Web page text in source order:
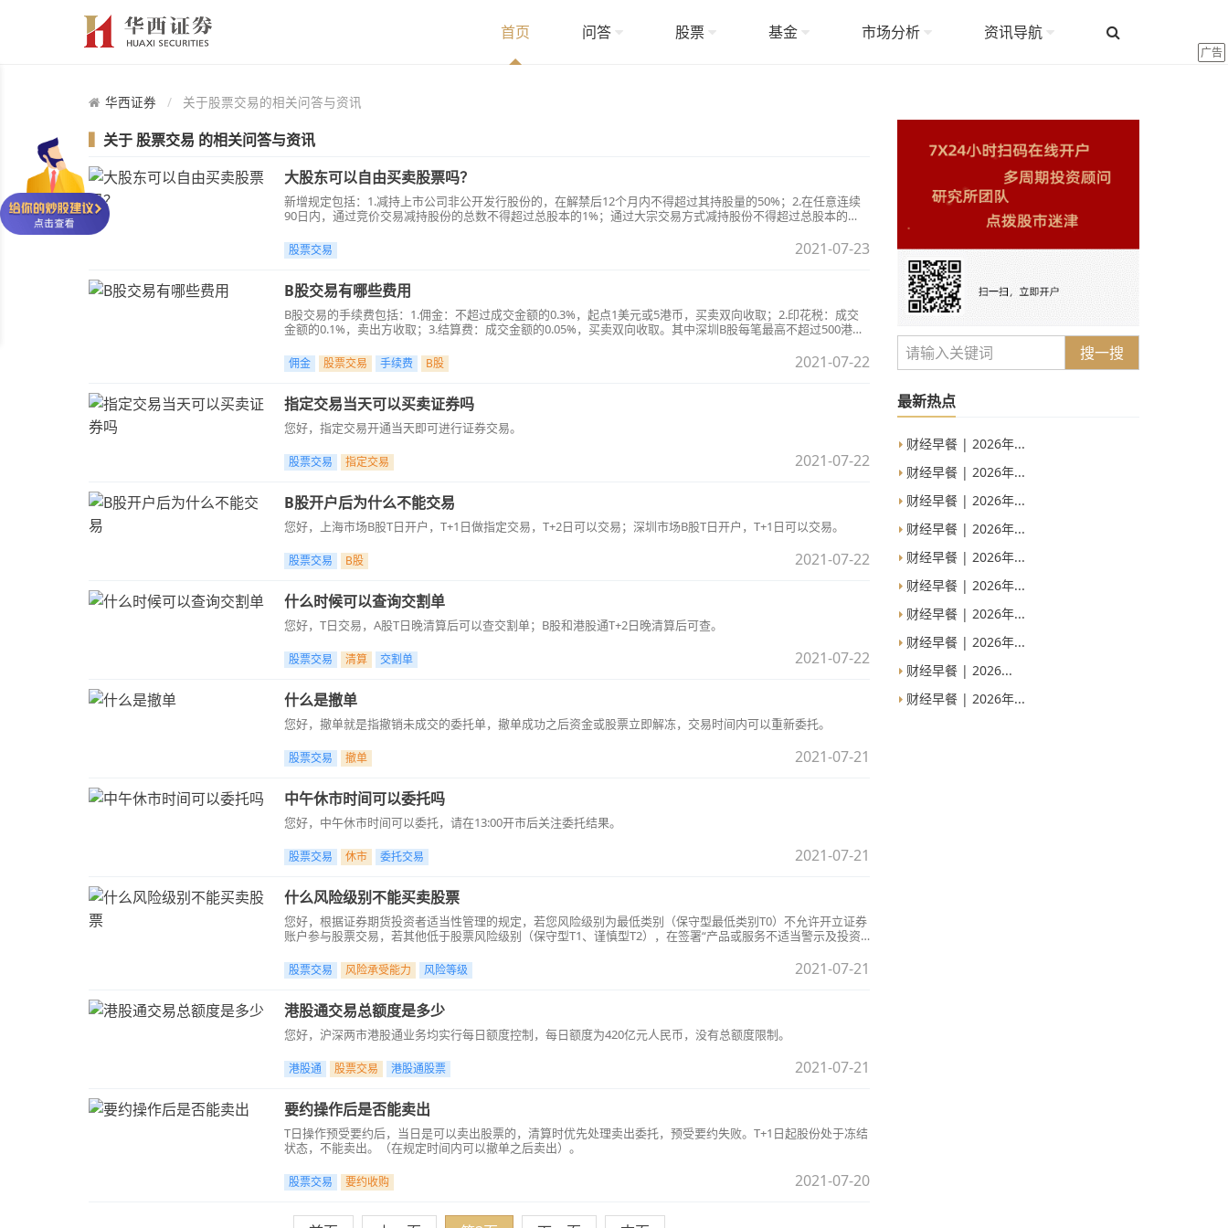
首页 问答 股票 基金 市场分析 资讯导航
广告
华西证券 关于股票交易的相关问答与资讯
关于 股票交易 的相关问答与资讯
大股东可以自由买卖股票吗？
新增规定包括：1.减持上市公司非公开发行股份的，在解禁后12个月内不得超过其持股量的50%；2.在任意连续
90日内，通过竞价交易减持股份的总数不得超过总股本的1%；通过大宗交易方式减持股份不得超过总股本的
信息披露的要求；4.董监高辞职的，仍须按原定任期遵守股份转让的限制性规定等等。
股票交易 2021-07-23
B股交易有哪些费用
B股交易的手续费包括：1.佣金：不超过成交金额的0.3%，起点1美元或5港币，买卖双向收取；2.印花税：成交
金额的0.1%，卖出方收取；3.结算费：成交金额的0.05%，买卖双向收取。其中深圳B股每笔最高不超过500港
佣金 股票交易 手续费 B股 2021-07-22
指定交易当天可以买卖证券吗
您好，指定交易开通当天即可进行证券交易。
股票交易 指定交易 2021-07-22
B股开户后为什么不能交易
您好，上海市场B股T日开户，T+1日做指定交易，T+2日可以交易；深圳市场B股T日开户，T+1日可以交易。
股票交易 B股 2021-07-22
什么时候可以查询交割单
您好，T日交易，A股T日晚清算后可以查交割单；B股和港股通T+2日晚清算后可查。
股票交易 清算 交割单 2021-07-22
什么是撤单
您好，撤单就是指撤销未成交的委托单，撤单成功之后资金或股票立即解冻，交易时间内可以重新委托。
股票交易 撤单 2021-07-21
中午休市时间可以委托吗
您好，中午休市时间可以委托，请在13:00开市后关注委托结果。
股票交易 休市 委托交易 2021-07-21
什么风险级别不能买卖股票
您好，根据证券期货投资者适当性管理的规定，若您风险级别为最低类别（保守型最低类别T0）不允许开立证券
账户参与股票交易，若其他低于股票风险级别（保守型T1、谨慎型T2），在签署“产品或服务不适当警示及投资
股票交易 风险承受能力 风险等级 2021-07-21
港股通交易总额度是多少
您好，沪深两市港股通业务均实行每日额度控制，每日额度为420亿元人民币，没有总额度限制。
港股通 股票交易 港股通股票 2021-07-21
要约操作后是否能卖出
T日操作预受要约后，当日是可以卖出股票的，清算时优先处理卖出委托，预受要约失败。T+1日起股份处于冻结
状态，不能卖出。（在规定时间内可以撤单之后卖出）。
股票交易 要约收购 2021-07-20
搜一搜
最新热点
财经早餐 | 2026年...
财经早餐 | 2026年...
财经早餐 | 2026年...
财经早餐 | 2026年...
财经早餐 | 2026年...
财经早餐 | 2026年...
财经早餐 | 2026年...
财经早餐 | 2026年...
财经早餐 | 2026...
财经早餐 | 2026年...